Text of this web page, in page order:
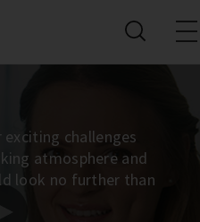
challenges
atmosphere and
look no further than